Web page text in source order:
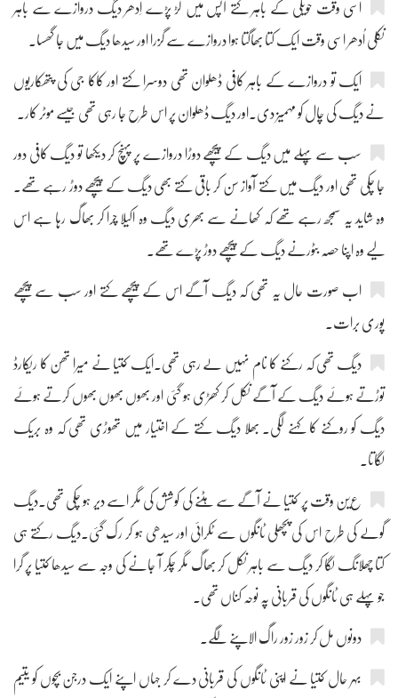
اسی وقت حویلی کے باہر کتے آپس میں لڑ پڑے اِدھر دیگ دروازے سے باہر
نکلی اُدھر اسی وقت ایک کتا بھاگتا ہوا دروازے سے گزرا اور سیدھا دیگ میں جا گھسا۔
ایک تو دروازے کے باہر کافی ڈھلوان تھی دوسرا کتے اور کاکا جی کی پتھکاریوں
نے دیگ کی چال کو مہمیز دی۔اور دیگ ڈھلوان پر اس طرح جا رہی تھی جیسے موٹر کار۔
سب سے پہلے میں دیگ کے پیچھے دوڑا دروازے پر پہنچ کر دیکھا تو دیگ کافی دور
جا چکی تھی اور دیگ میں کتے آواز سن کر باقی کتے بھی دیگ کے پیچھے دوڑ رہے تھے۔
وہ شاید یہ سمجھ رہے تھے کہ کھانے سے بھری دیگ وہ اکیلا چرا کر بھاگ رہا ہے اس
لیے وہ اپنا حصہ بٹورنے دیگ کے پیچھے دوڑ پڑے تھے۔
اب صورت حال یہ تھی کہ دیگ آگے اس کے پیچھے کتے اور سب سے پیچھے
پوری برات۔
دیگ تھی کہ رکنے کا نام نہیں لے رہی تھی۔ایک کتیا نے میرا تھن کا ریکارڈ
توڑتے ہوئے دیگ کے آگے نکل کر کھڑی ہو گئی اور بھوں بھوں بھوں کرتے ہوئے
دیگ کو روکنے کا کہنے لگی۔ بھلا دیگ کتے کے اختیار میں تھوڑی تھی کہ وہ بریک
لگاتا۔
عین وقت پر کتیا نے آگے سے ہٹنے کی کوشش کی مگر اسے دیر ہو چکی تھی۔دیگ
گولے کی طرح اس کی پچھلی ٹانگوں سے ٹکرائی اور سیدھی ہو کر رک گئی۔دیگ رکتے ہی
کتا چھلانگ لگا کر دیگ سے باہر نکل کر بھاگ مگر چکر آ جانے کی وجہ سے سیدھا کتیا پر گرا
جو پہلے ہی ٹانگوں کی قربانی پہ نوحہ کناں تھی۔
دونوں مل کر زور زور راگ الاپنے لگے۔
بہر حال کتیا نے اپنی ٹانگوں کی قربانی دے کر جہاں اپنے ایک درجن بچوں کو یتیم